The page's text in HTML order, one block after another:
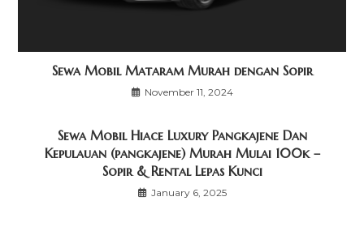
Sewa Mobil Mataram Murah dengan Sopir
November 11, 2024
Sewa Mobil Hiace Luxury Pangkajene Dan
Kepulauan (pangkajene) Murah Mulai 100k –
Sopir & Rental Lepas Kunci
January 6, 2025